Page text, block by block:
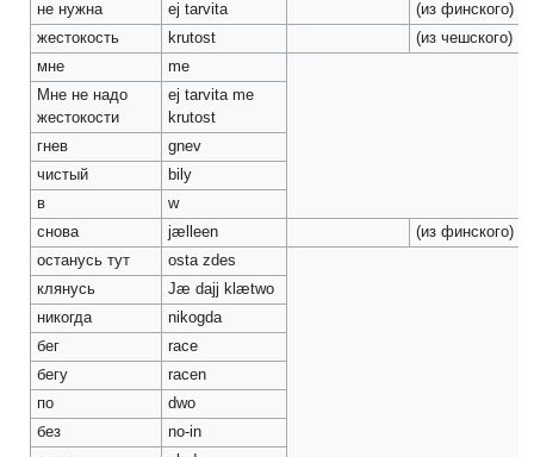
не нужна
ej tarvita
(из финского)
жестокость
krutost
(из чешского)
мне
me
Мне не надо
жестокости
ej tarvita me
krutost
гнев
gnev
чистый
bily
в
w
снова
jælleen
(из финского)
останусь тут
osta zdes
клянусь
Jæ dajj klætwo
никогда
nikogda
бег
race
бегу
racen
по
dwo
без
no-in